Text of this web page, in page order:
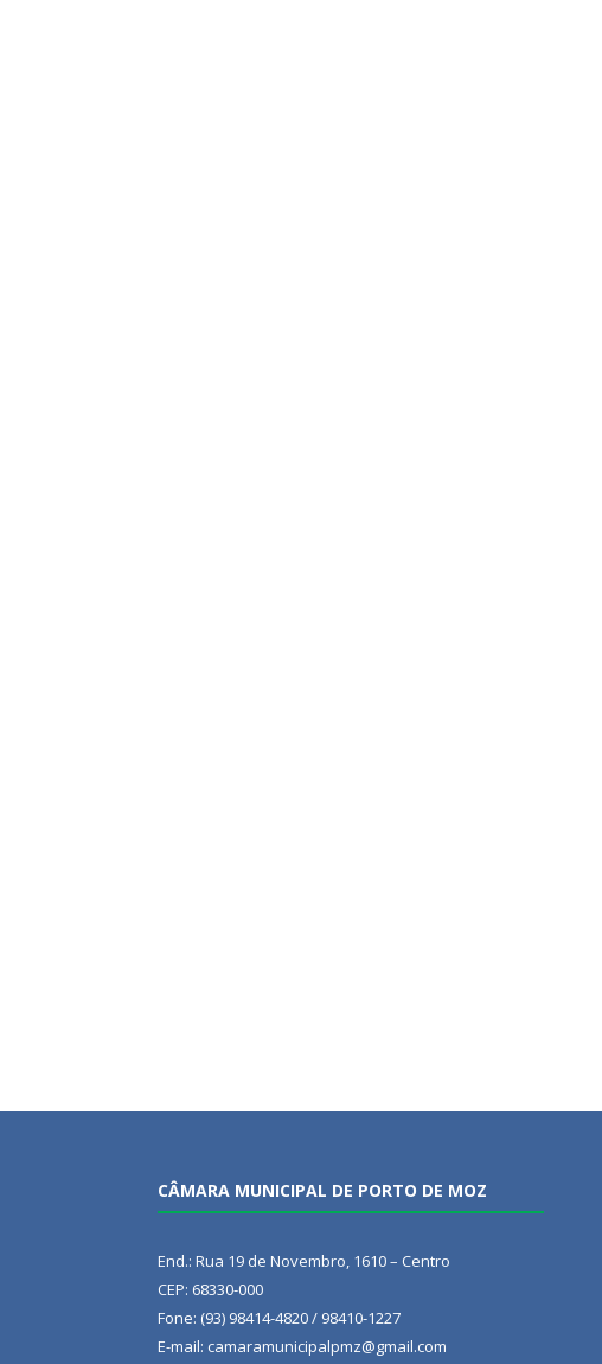
CÂMARA MUNICIPAL DE PORTO DE MOZ
End.: Rua 19 de Novembro, 1610 – Centro
CEP: 68330-000
Fone: (93) 98414-4820 / 98410-1227
E-mail: camaramunicipalpmz@gmail.com